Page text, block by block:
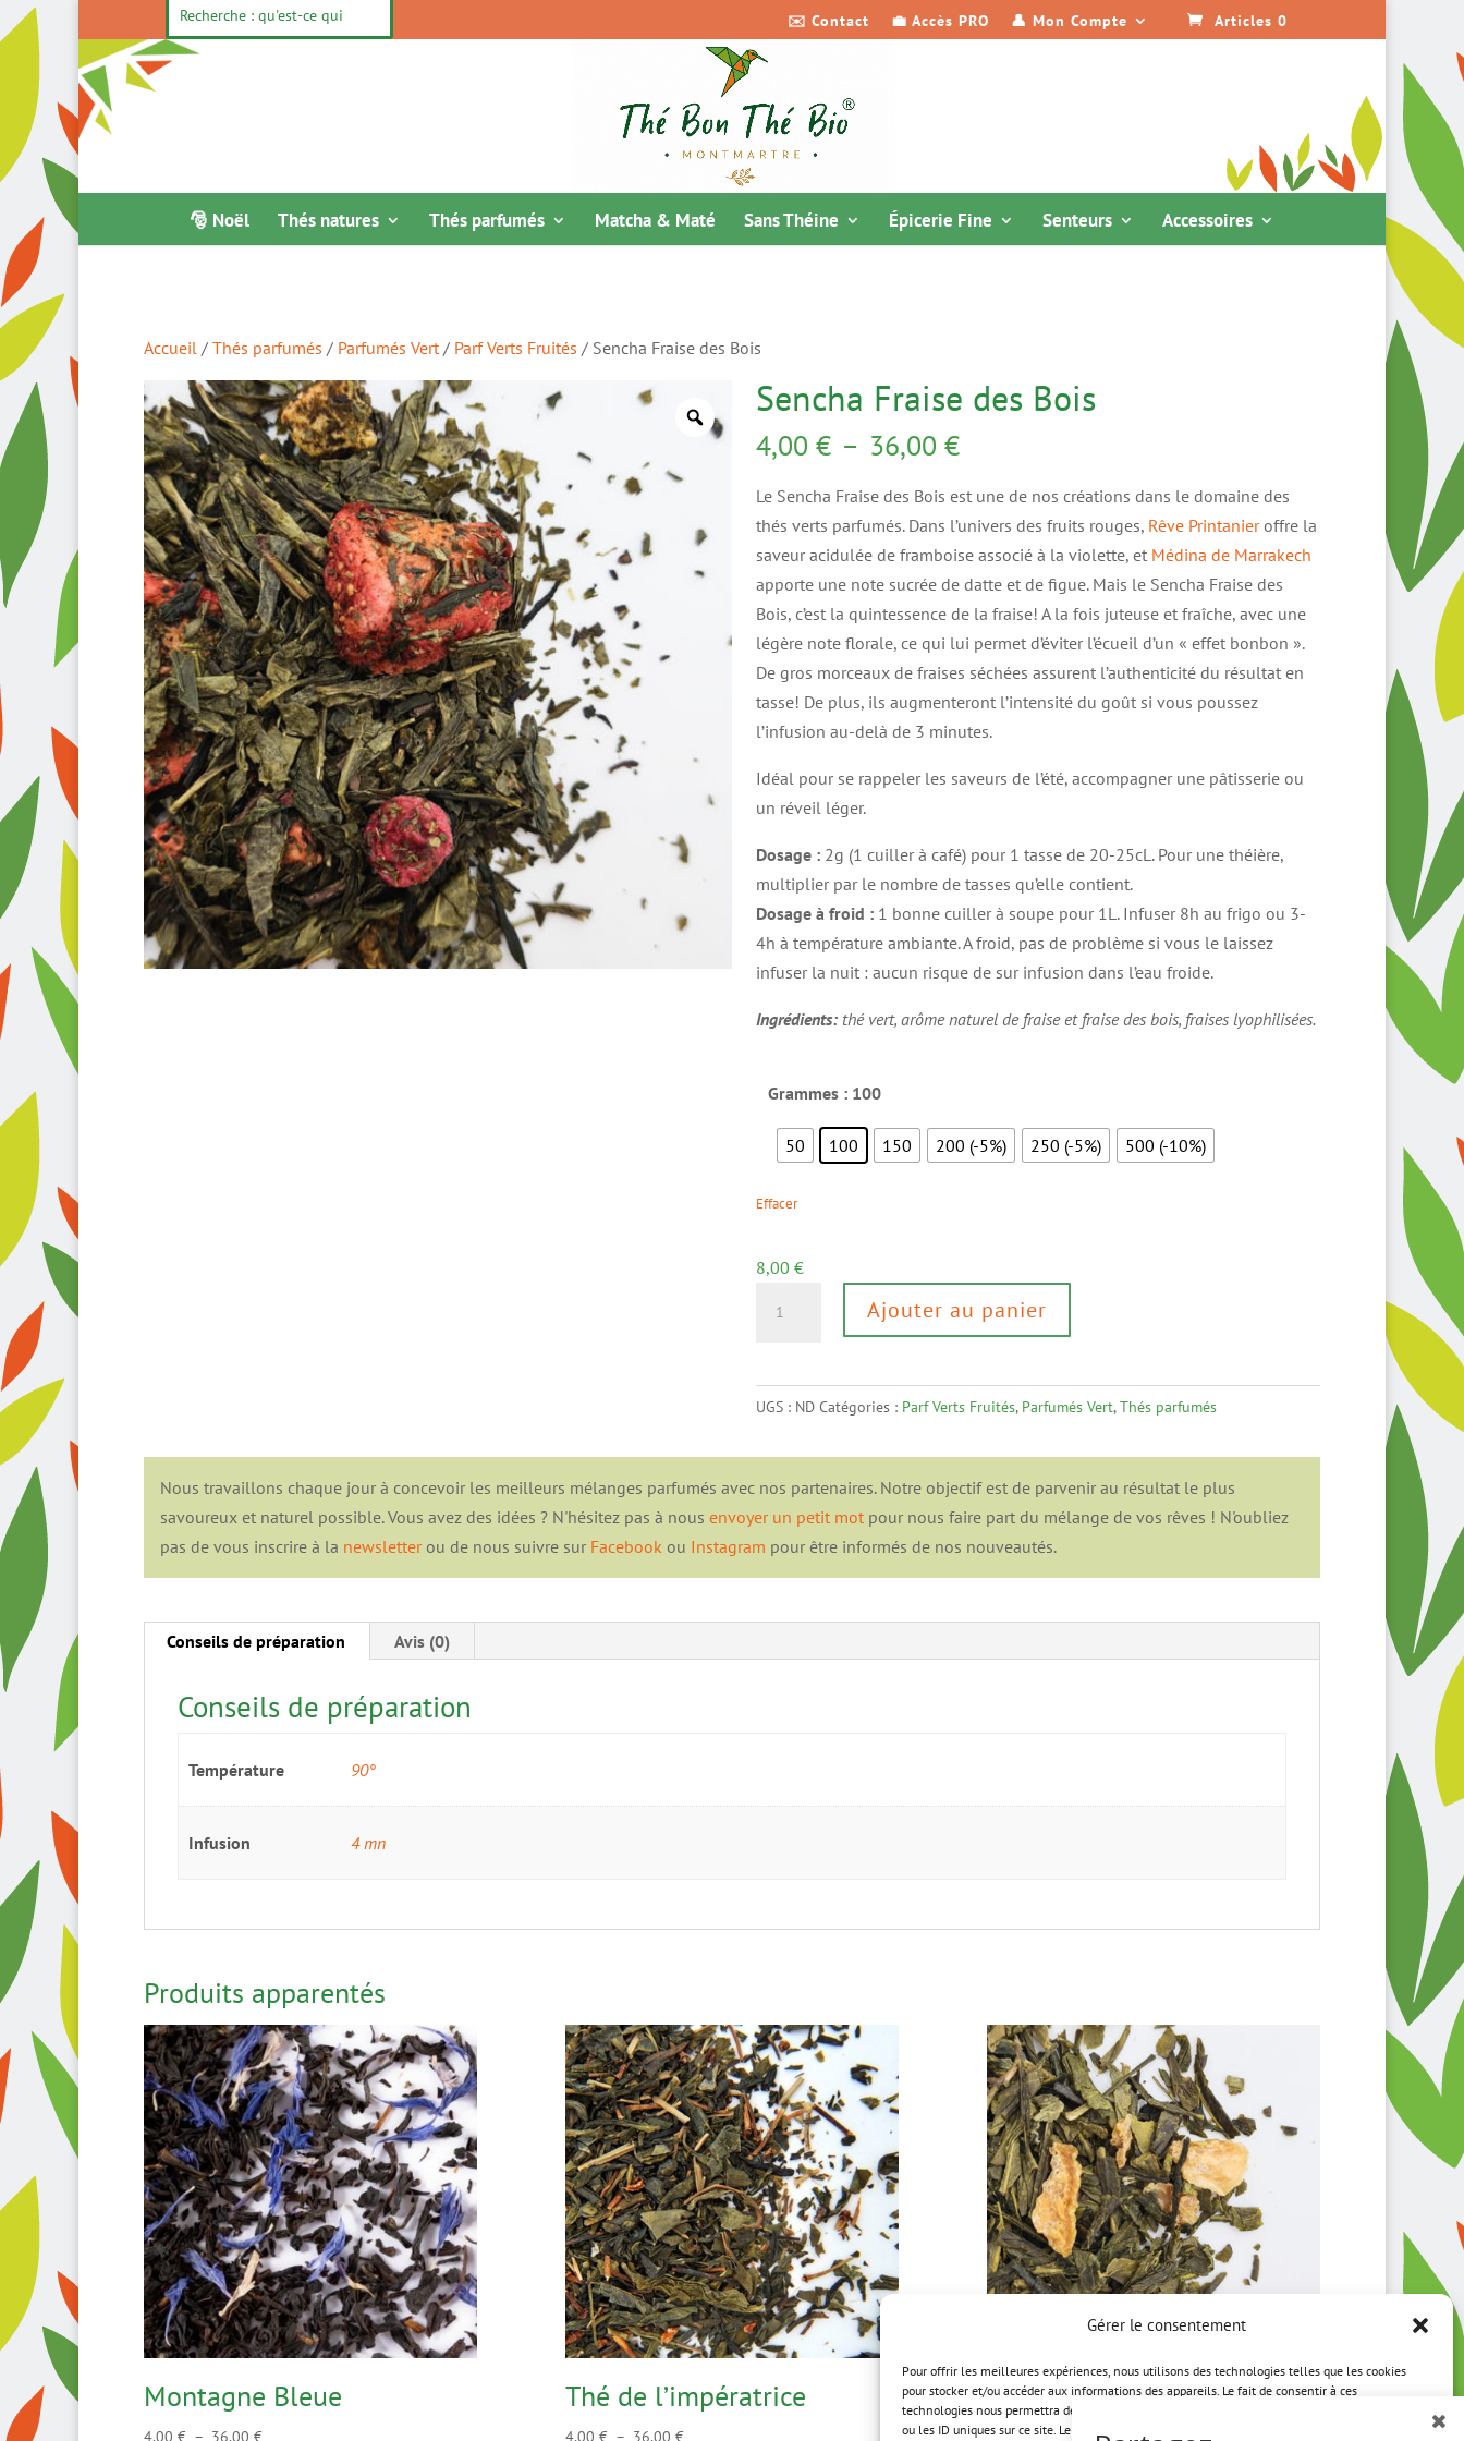
Gérer le consentement
Pour offrir les meilleures expériences, nous utilisons des technologies telles que les cookies
pour stocker et/ou accéder aux informations des appareils. Le fait de consentir à ces
technologies nous permettra de traiter des données telles que le comportement de navigation
ou les ID uniques sur ce site. Le fait de ne pas consentir ou de retirer son consentement peut
✉️ Contact 💼 Accès PRO 👤 Mon Compte Articles 0
🎅 Noël Thés natures Thés parfumés Matcha & Maté Sans Théine Épicerie Fine Senteurs Accessoires
Accueil / Thés parfumés / Parfumés Vert/ Parf Verts Fruités / Sencha Fraise des Bois
Sencha Fraise des Bois
4,00 € – 36,00 €Plage
prix :
4,00 €
à
36,00 €
Le Sencha Fraise des Bois est une de nos créations dans le domaine des
thés verts parfumés. Dans l’univers des fruits rouges, Rêve Printanieroffre la
saveur acidulée de framboise associé à la violette, et Médina de Marrakech
apporte une note sucrée de datte et de figue. Mais le Sencha Fraise des
Bois, c’est la quintessence de la fraise! A la fois juteuse et fraîche, avec une
légère note florale, ce qui lui permet d’éviter l’écueil d’un « effet bonbon ».
De gros morceaux de fraises séchées assurent l’authenticité du résultat en
tasse! De plus, ils augmenteront l’intensité du goût si vous poussez
l’infusion au-delà de 3 minutes.
Idéal pour se rappeler les saveurs de l’été, accompagner une pâtisserie ou
un réveil léger.
Dosage : 2g (1 cuiller à café) pour 1 tasse de 20-25cL. Pour une théière,
multiplier par le nombre de tasses qu’elle contient.
Dosage à froid :1 bonne cuiller à soupe pour 1L. Infuser 8h au frigo ou 3-
4h à température ambiante. A froid, pas de problème si vous le laissez
infuser la nuit : aucun risque de sur infusion dans l’eau froide.
Ingrédients:thé vert, arôme naturel de fraise et fraise des bois, fraises lyophilisées.
Grammes : 100
50 100 150 200 (-5%) 250 (-5%) 500 (-10%)
Effacer
8,00 €
Fraise
des
Ajouter au panier
UGS : ND Catégories : Parf Verts Fruités, Parfumés Vert,Thés parfumés
Nous travaillons chaque jour à concevoir les meilleurs mélanges parfumés avec nos partenaires. Notre objectif est de parvenir au résultat le plus
savoureux et naturel possible. Vous avez des idées ? N'hésitez pas à nous envoyer un petit mot pour nous faire part du mélange de vos rêves ! N'oubliez
pas de vous inscrire à la newsletter ou de nous suivre sur Facebook ou Instagram pour être informés de nos nouveautés.
Conseils de préparation Avis (0)
Conseils de préparation
Température 90°
Infusion 4 mn
Produits apparentés
Montagne Bleue
4,00 € – 36,00 €
Thé de l’impératrice
4,00 € – 36,00 €Plage
Earl Grey Sencha BIO
4,50€ – 40,50 €Plage